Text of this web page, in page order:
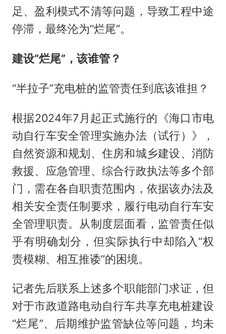
足、盈利模式不清等问题，导致工程中途
停滞，最终沦为“烂尾”。
建设“烂尾”，该谁管？
“半拉子”充电桩的监管责任到底该谁担？
根据2024年7月起正式施行的《海口市电
动自行车安全管理实施办法（试行）》，
自然资源和规划、住房和城乡建设、消防
救援、应急管理、综合行政执法等多个部
门，需在各自职责范围内，依据该办法及
相关安全责任制要求，履行电动自行车安
全管理职责。从制度层面看，监管责任似
乎有明确划分，但实际执行中却陷入“权
责模糊、相互推诿”的困境。
记者先后联系上述多个职能部门求证，但
对于市政道路电动自行车共享充电桩建设
“烂尾”、后期维护监管缺位等问题，均未